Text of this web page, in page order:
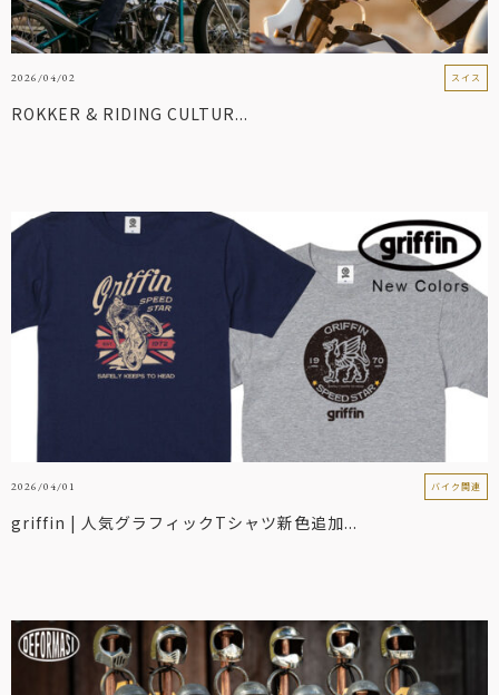
2026/04/02 スイス
ROKKER & RIDING CULTUR...
2026/04/01 バイク関連
griffin | 人気グラフィックTシャツ新色追加...